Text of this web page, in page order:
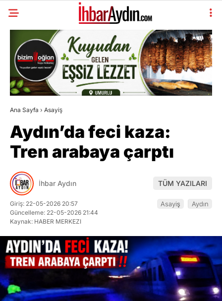
Ana Sayfa › Asayiş
Aydın’da feci kaza:
Tren arabaya çarptı
İhbar Aydın TÜM YAZILARI
Giriş: 22-05-2026 20:57
Güncelleme: 22-05-2026 21:44
Kaynak: HABER MERKEZI
Asayiş Aydın